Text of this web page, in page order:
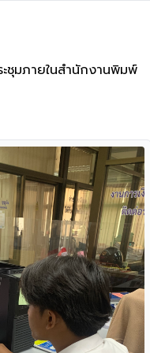
ชุมภายในสำนักงานพิมพ์